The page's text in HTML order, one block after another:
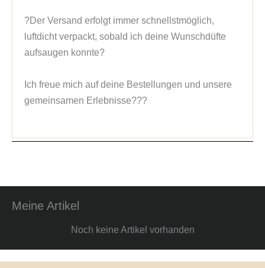
?Der Versand erfolgt immer schnellstmöglich,
luftdicht verpackt, sobald ich deine Wunschdüfte
aufsaugen konnte?
Ich freue mich auf deine Bestellungen und unsere
gemeinsamen Erlebnisse???
Meine Artikel
Noch keine Artikel vorhanden